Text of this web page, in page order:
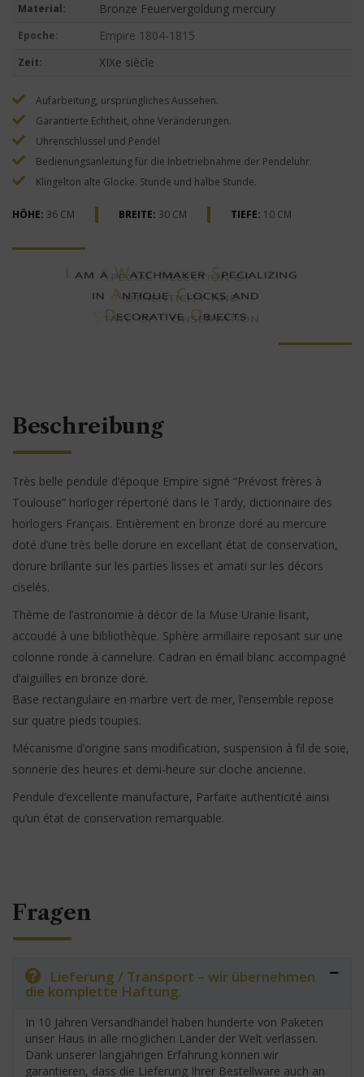
Material: Bronze Feuervergoldung mercury
Epoche: Empire 1804-1815
Zeit: XIXe siècle
Aufarbeitung, ursprüngliches Aussehen.
Garantierte Echtheit, ohne Veränderungen.
Uhrenschlüssel und Pendel
Bedienungsanleitung für die Inbetriebnahme der Pendeluhr.
Klingelton alte Glocke. Stunde und halbe Stunde.
HÖHE: 36 CM BREITE: 30 CM TIEFE: 10 CM
Beschreibung
Très belle pendule d’époque Empire signé “Prévost frères à
Toulouse” horloger répertorié dans le Tardy, dictionnaire des
horlogers Français. Entièrement en bronze doré au mercure
doté d’une très belle dorure en excellant état de conservation,
dorure brillante sur les parties lisses et amati sur les décors
ciselés.
Thème de l’astronomie à décor de la Muse Uranie lisant,
accoudé à une bibliothèque. Sphère armillaire reposant sur une
colonne ronde à cannelure. Cadran en émail blanc accompagné
d’aiguilles en bronze doré.
Base rectangulaire en marbre vert de mer, l’ensemble repose
sur quatre pieds toupies.
Mécanisme d’origine sans modification, suspension à fil de soie,
sonnerie des heures et demi-heure sur cloche ancienne.
Pendule d’excellente manufacture, Parfaite authenticité ainsi
qu’un état de conservation remarquable.
Fragen
Lieferung / Transport – wir übernehmen
die komplette Haftung.
In 10 Jahren Versandhandel haben hunderte von Paketen
unser Haus in alle möglichen Länder der Welt verlassen.
Dank unserer langjährigen Erfahrung können wir
garantieren, dass die Lieferung Ihrer Bestellware auch an